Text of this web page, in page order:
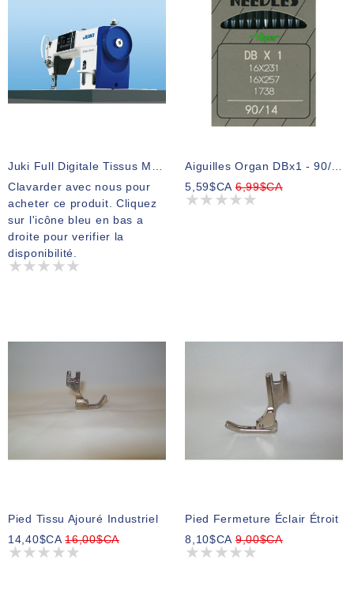
Clavarder avec nous pour
acheter ce produit. Cliquez
sur l'icône bleu en bas a
droite pour verifier la
disponibilité.
5,59$CA6,99$CA
Pied Tissu Ajouré Industriel
14,40$CA16,00$CA
Pied Fermeture Éclair Étroit
8,10$CA9,00$CA